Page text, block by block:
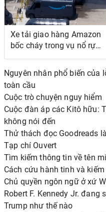
Xe tải giao hàng Amazon
bốc cháy trong vụ nổ rực
lửa trong cái nóng mùa
hè ở Houston
Nguyên nhân phổ biến của
toàn cầu
Cuộc trò chuyện nguy hiểm
Cuộc đàn áp các Kitô hữu:
không nói đến
Thử thách đọc Goodreads
Tạp chí Ouvert
Tìm kiếm thông tin về tên
Cách cứu hành tinh và
Chủ quyền ngôn ngữ ở xứ
Robert F. Kennedy Jr. đang
Trump như thế nào